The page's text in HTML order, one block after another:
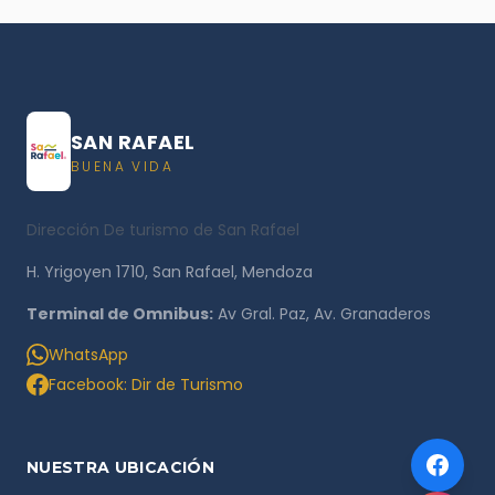
SAN RAFAEL
BUENA VIDA
Dirección De turismo de San Rafael
H. Yrigoyen 1710, San Rafael, Mendoza
Terminal de Omnibus: Av Gral. Paz, Av. Granaderos
WhatsApp
Facebook: Dir de Turismo
NUESTRA UBICACIÓN